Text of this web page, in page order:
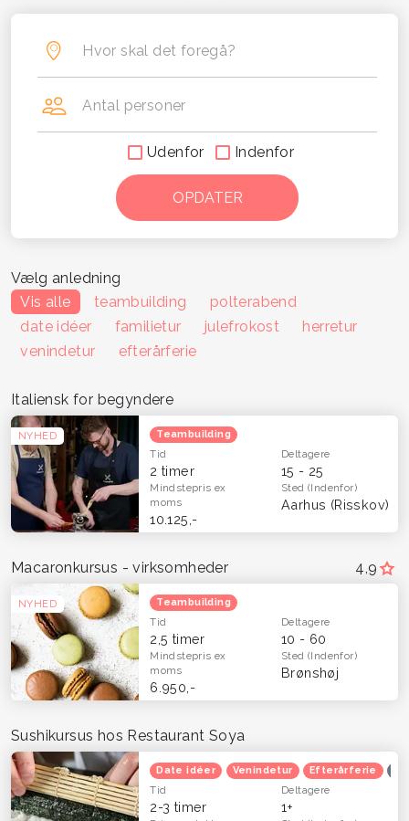
Hvor skal det foregå?
Antal personer
Udenfor Indenfor
Vælg anledning
Vis alle
teambuilding
polterabend
date idéer
familietur julefrokost
herretur
venindetur
efterårferie
NYHED
Italiensk for begyndere
Teambuilding
Tid
2 timer
Deltagere
15 - 25
Mindstepris ex
moms
10.125,-
Sted(Indenfor)
Aarhus (Risskov)
4,9
NYHED
Macaronkursus - virksomheder
Teambuilding
Tid
2,5 timer
Deltagere
10 - 60
Mindstepris ex
moms
6.950,-
Sted(Indenfor)
Brønshøj
Sushikursus hos Restaurant Soya
Date idéer Venindetur Efterårferie
Tid
2-3 timer
Deltagere
1+